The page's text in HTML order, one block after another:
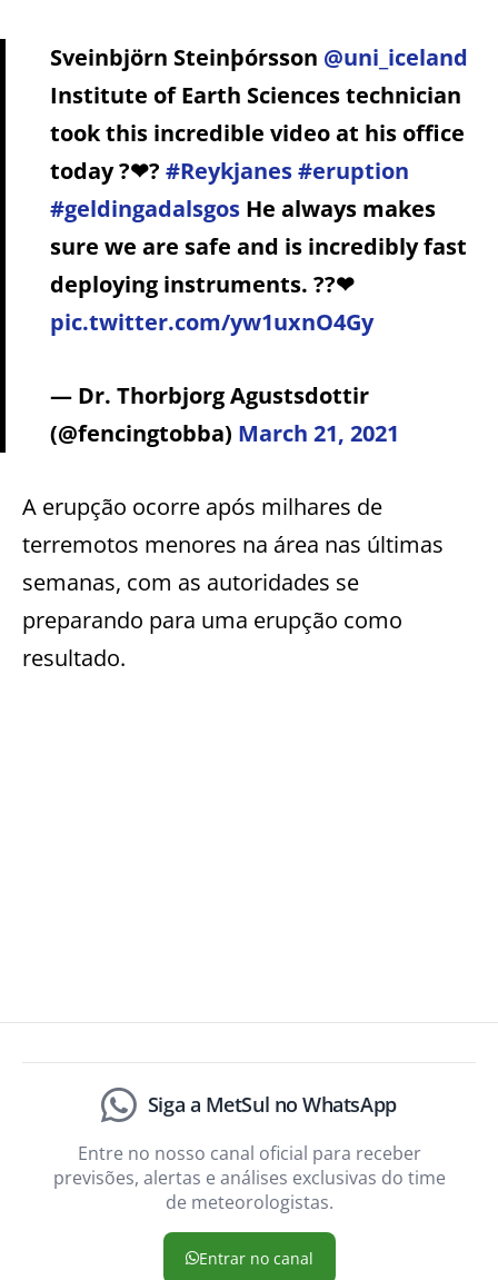
Sveinbjörn Steinþórsson @uni_iceland
Institute of Earth Sciences technician
took this incredible video at his office
today ?❤? #Reykjanes#eruption
#geldingadalsgos He always makes
sure we are safe and is incredibly fast
deploying instruments. ??❤
pic.twitter.com/yw1uxnO4Gy
— Dr. Thorbjorg Agustsdottir
(@fencingtobba) March 21, 2021
A erupção ocorre após milhares de
terremotos menores na área nas últimas
semanas, com as autoridades se
preparando para uma erupção como
resultado.
Siga a MetSul no WhatsApp
Entre no nosso canal oficial para receber
previsões, alertas e análises exclusivas do time
de meteorologistas.
Entrar no canal